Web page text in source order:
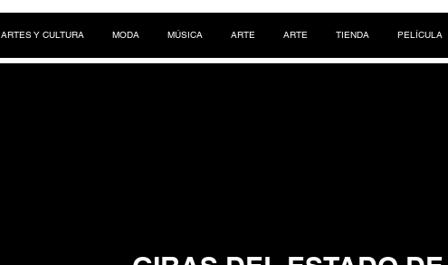
ARTES Y CULTURA MODA MÚSICA ARTE ARTE TIENDA PELÍCULA